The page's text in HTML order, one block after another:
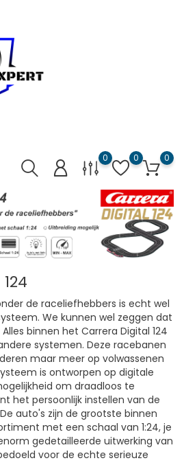
0 0 0
de raceliefhebbers is echt wel
We kunnen wel zeggen dat
binnen het Carrera Digital 124
systemen. Deze racebanen
maar meer op volwassenen
is ontworpen op digitale
om draadloos te
het persoonlijk instellen van de
auto's zijn de grootste binnen
met een schaal van 1:24, je
gedetailleerde uitwerking van
voor de echte serieuze